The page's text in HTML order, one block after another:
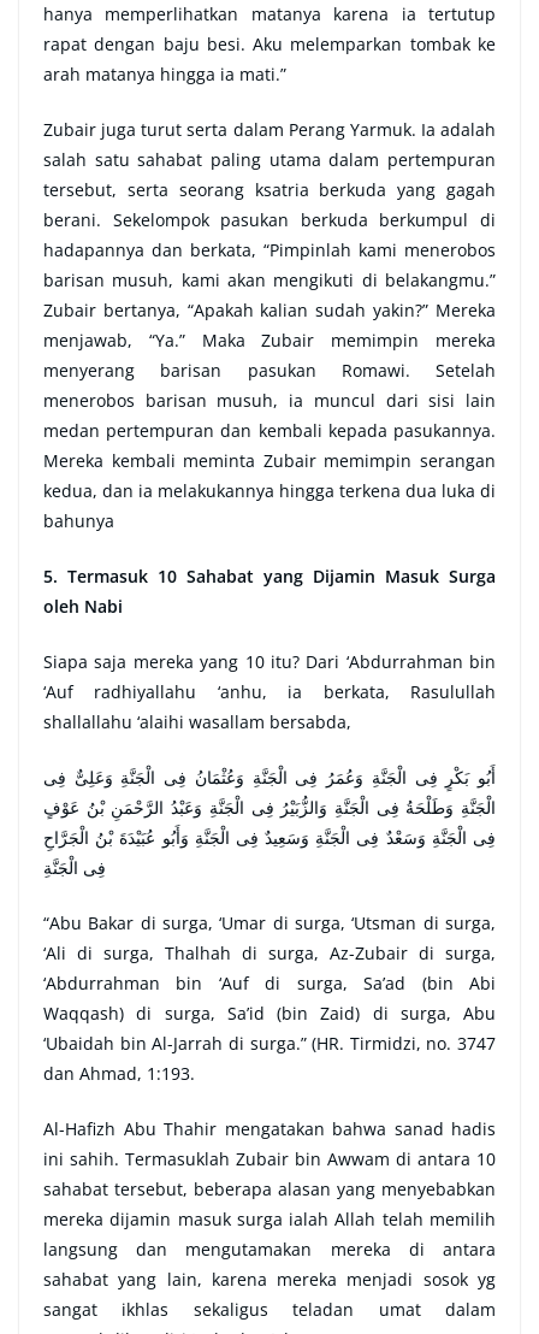
hanya memperlihatkan matanya karena ia tertutup
rapat dengan baju besi. Aku melemparkan tombak ke
arah matanya hingga ia mati.”
Zubair juga turut serta dalam Perang Yarmuk. Ia adalah
salah satu sahabat paling utama dalam pertempuran
tersebut, serta seorang ksatria berkuda yang gagah
berani. Sekelompok pasukan berkuda berkumpul di
hadapannya dan berkata, “Pimpinlah kami menerobos
barisan musuh, kami akan mengikuti di belakangmu.”
Zubair bertanya, “Apakah kalian sudah yakin?” Mereka
menjawab, “Ya.” Maka Zubair memimpin mereka
menyerang barisan pasukan Romawi. Setelah
menerobos barisan musuh, ia muncul dari sisi lain
medan pertempuran dan kembali kepada pasukannya.
Mereka kembali meminta Zubair memimpin serangan
kedua, dan ia melakukannya hingga terkena dua luka di
bahunya
5. Termasuk 10 Sahabat yang Dijamin Masuk Surga
oleh Nabi
Siapa saja mereka yang 10 itu? Dari ‘Abdurrahman bin
‘Auf radhiyallahu ‘anhu, ia berkata, Rasulullah
shallallahu ‘alaihi wasallam bersabda,
أَبُو بَكْرٍ فِى الْجَنَّةِ وَعُمَرُ فِى الْجَنَّةِ وَعُثْمَانُ فِى الْجَنَّةِ وَعَلِىٌّ فِى
الْجَنَّةِ وَطَلْحَةُ فِى الْجَنَّةِ وَالزُّبَيْرُ فِى الْجَنَّةِ وَعَبْدُ الرَّحْمَنِ بْنُ عَوْفٍ
فِى الْجَنَّةِ وَسَعْدٌ فِى الْجَنَّةِ وَسَعِيدٌ فِى الْجَنَّةِ وَأَبُو عُبَيْدَةَ بْنُ الْجَرَّاحِ
فِى الْجَنَّةِ
“Abu Bakar di surga, ‘Umar di surga, ‘Utsman di surga,
‘Ali di surga, Thalhah di surga, Az-Zubair di surga,
‘Abdurrahman bin ‘Auf di surga, Sa’ad (bin Abi
Waqqash) di surga, Sa’id (bin Zaid) di surga, Abu
‘Ubaidah bin Al-Jarrah di surga.” (HR. Tirmidzi, no. 3747
dan Ahmad, 1:193.
Al-Hafizh Abu Thahir mengatakan bahwa sanad hadis
ini sahih. Termasuklah Zubair bin Awwam di antara 10
sahabat tersebut, beberapa alasan yang menyebabkan
mereka dijamin masuk surga ialah Allah telah memilih
langsung dan mengutamakan mereka di antara
sahabat yang lain, karena mereka menjadi sosok yg
sangat ikhlas sekaligus teladan umat dalam